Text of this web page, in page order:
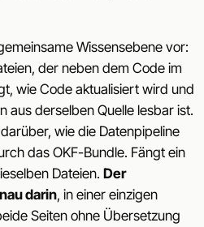
Wissensebene vor:
der neben dem Code im
wie Code aktualisiert wird und
aus derselben Quelle lesbar ist.
wie die Datenpipeline
das OKF-Bundle. Fängt ein
Dateien. Der
darin, in einer einzigen
Seiten ohne Übersetzung